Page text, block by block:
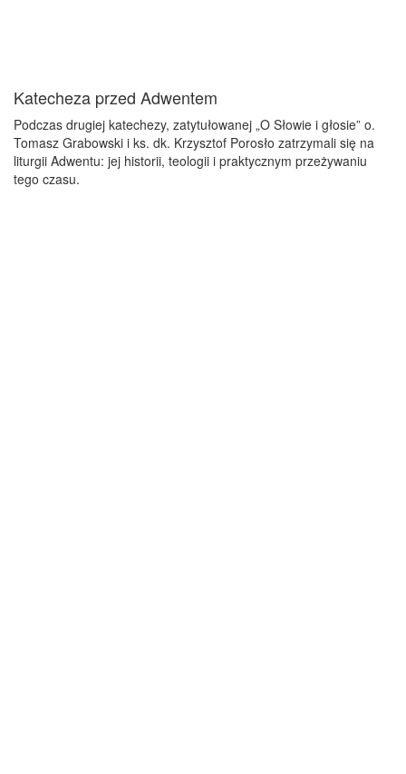
Katecheza przed Adwentem
Podczas drugiej katechezy, zatytułowanej „O Słowie i głosie” o.
Tomasz Grabowski i ks. dk. Krzysztof Porosło zatrzymali się na
liturgii Adwentu: jej historii, teologii i praktycznym przeżywaniu
tego czasu.